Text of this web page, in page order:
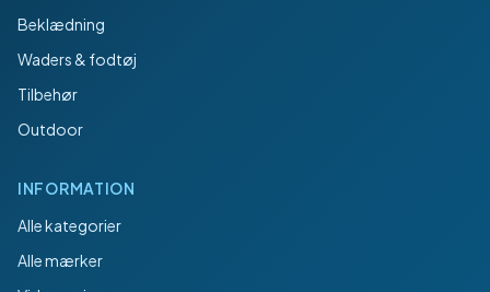
Beklædning
Waders & fodtøj
Tilbehør
Outdoor
INFORMATION
Alle kategorier
Alle mærker